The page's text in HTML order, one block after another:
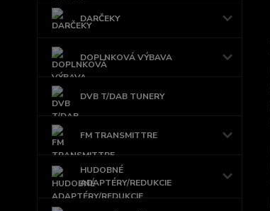
DARČEKY
DOPLNKOVÁ VÝBAVA
DVB T/DAB TUNERY
FM TRANSMITTRE
HUDOBNÉ
ADAPTÉRY/REDUKCIE